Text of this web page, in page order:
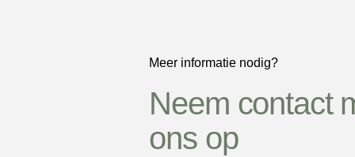
Meer informatie nodig?
Neem contact
ons op